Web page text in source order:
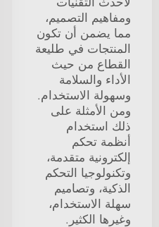
ومفاهيم التصميم،
مما يضمن أن تكون
المنتجات في طليعة
القطاع من حيث
الأداء والسلامة
وسهولة الاستخدام.
ومن الأمثلة على
ذلك استخدام
أنظمة تحكم
إلكترونية متقدمة،
وتكنولوجيا التحكم
الذكية، وتصاميم
سهلة الاستخدام،
وغيرها الكثير.